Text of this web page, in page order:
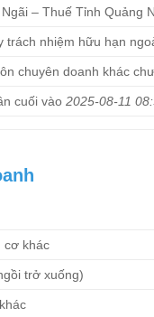
– Thuế Tỉnh Quảng
trách nhiệm hữu hạn
chuyên doanh khác
cuối vào 2025-08-11
cơ khác
trở xuống)